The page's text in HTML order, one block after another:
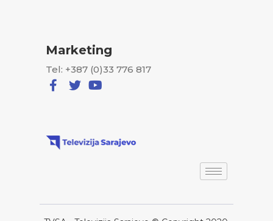
Marketing
Tel: +387 (0)33 776 817